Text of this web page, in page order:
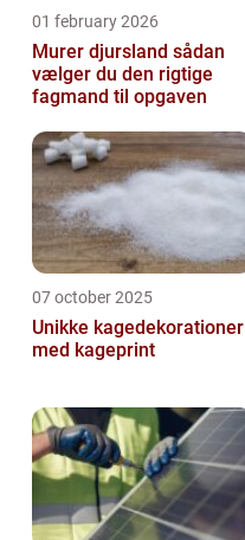
01 february 2026
Murer djursland sådan
vælger du den rigtige
fagmand til opgaven
07 october 2025
Unikke kagedekorationer
med kageprint